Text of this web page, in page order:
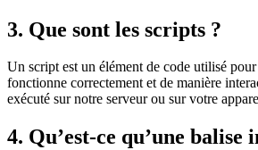
3. Que sont les scripts ?
Un script est un élément de code utilisé
fonctionne correctement et de manière
exécuté sur notre serveur ou sur votre
4. Qu’est-ce qu’une balise